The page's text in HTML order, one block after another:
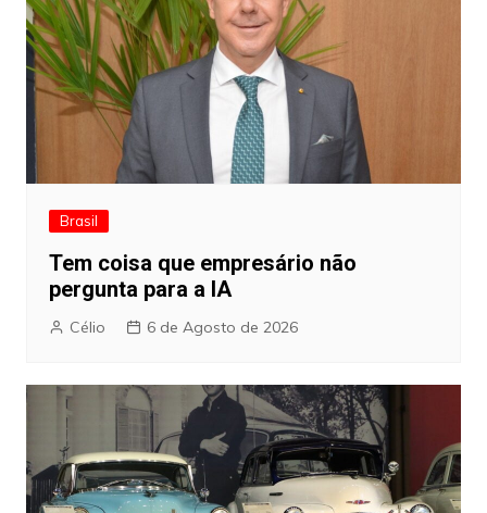
Brasil
Tem coisa que empresário não
pergunta para a IA
Célio 6 de Agosto de 2026